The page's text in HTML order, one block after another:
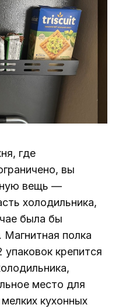
где
вы
вещь —
холодильника,
была бы
полка
упаковок крепится
место для
кухонных